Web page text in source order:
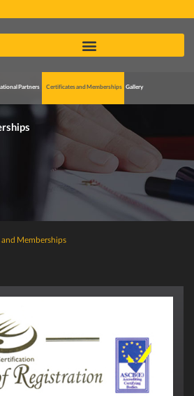
Partners Certificates and Memberships Gallery
Memberships